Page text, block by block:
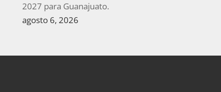
2027 para Guanajuato.
agosto 6, 2026